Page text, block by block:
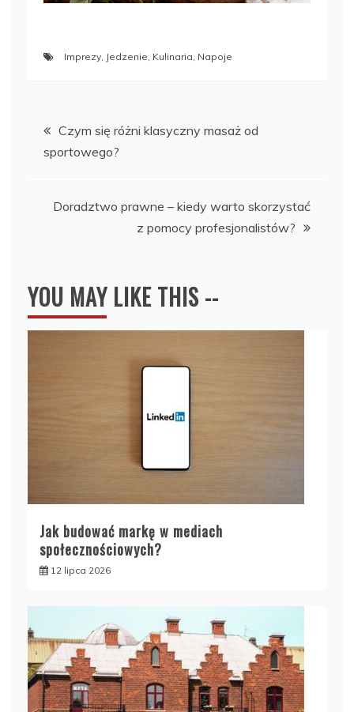
Imprezy, Jedzenie, Kulinaria, Napoje
Nawigacja
wpisu
Czym się różni klasyczny masaż od
sportowego?
Doradztwo prawne – kiedy warto skorzystać
z pomocy profesjonalistów?
YOU MAY LIKE THIS --
Jak budować markę w mediach
społecznościowych?
12 lipca 2026